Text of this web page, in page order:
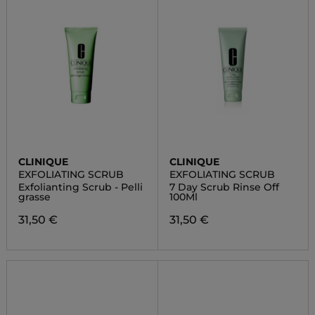
CLINIQUE
EXFOLIATING SCRUB
Exfolianting Scrub - Pelli
grasse
31,50 €
CLINIQUE
EXFOLIATING SCRUB
7 Day Scrub Rinse Off
100Ml
31,50 €